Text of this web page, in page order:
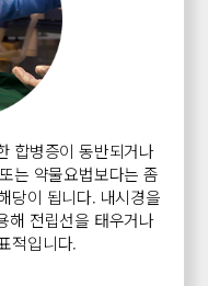
합병증이 동반되거나
는 약물요법보다는 좀
당이 됩니다. 내시경을
해 전립선을 태우거나
적입니다.